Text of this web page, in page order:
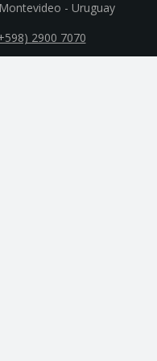
Montevideo - Uruguay
2900 7070